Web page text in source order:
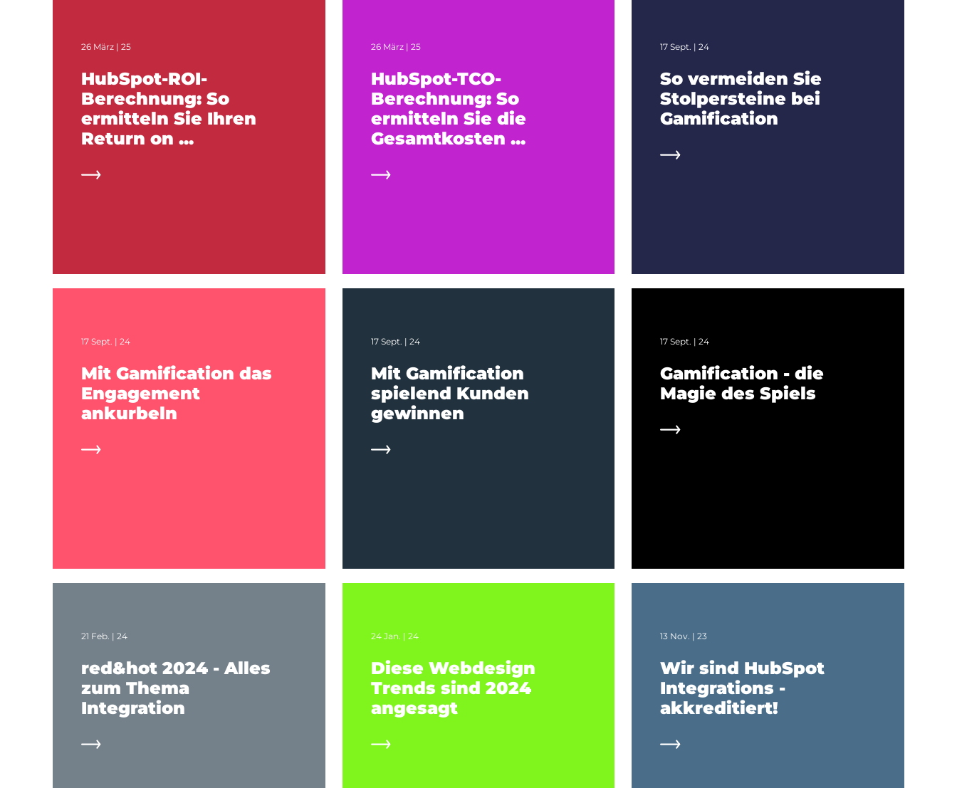
26 März | 25
HubSpot-ROI-
Berechnung: So
ermitteln Sie Ihren
Return on ...
26 März | 25
HubSpot-TCO-
Berechnung: So
ermitteln Sie die
Gesamtkosten ...
17 Sept. | 24
So vermeiden Sie
Stolpersteine bei
Gamification
17 Sept. | 24
Mit Gamification das
Engagement
ankurbeln
17 Sept. | 24
Mit Gamification
spielend Kunden
gewinnen
17 Sept. | 24
Gamification - die
Magie des Spiels
21 Feb. | 24
red&hot 2024 - Alles
zum Thema
Integration
24 Jan. | 24
Diese Webdesign
Trends sind 2024
angesagt
13 Nov. | 23
Wir sind HubSpot
Integrations -
akkreditiert!